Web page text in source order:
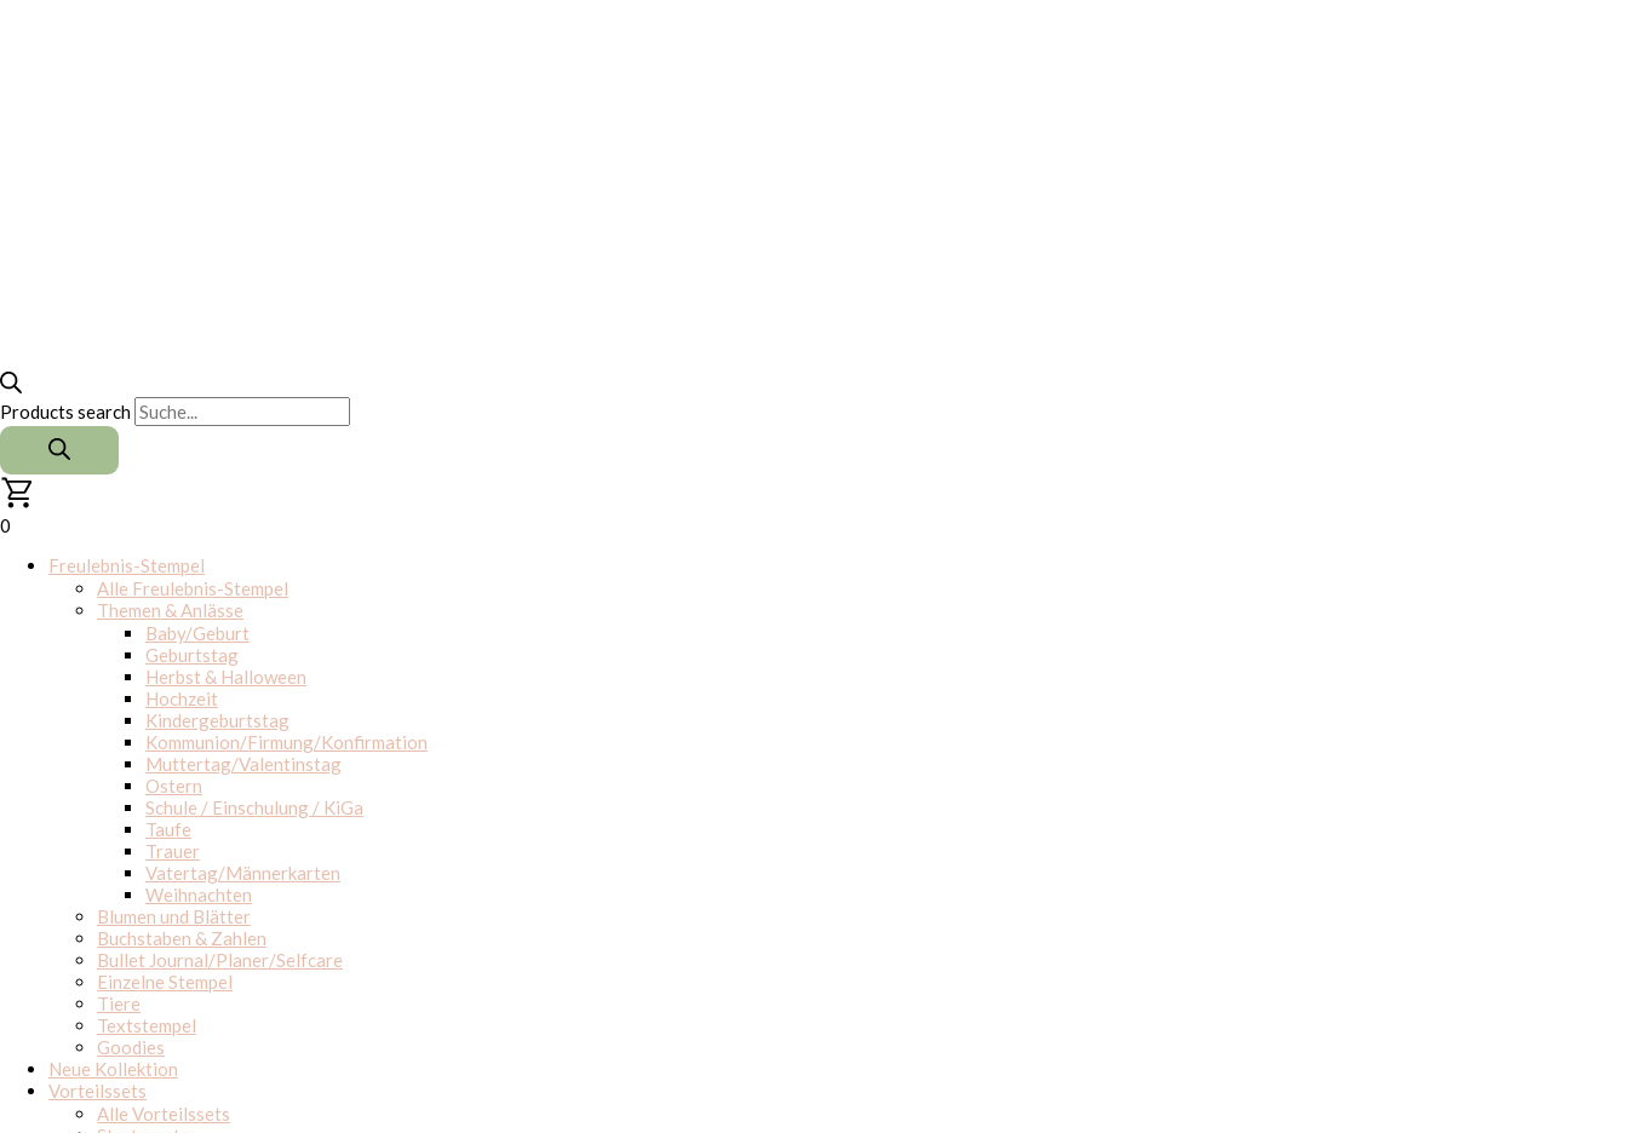
Products search
0
Freulebnis-Stempel
Alle Freulebnis-Stempel
Themen & Anlässe
Baby/Geburt
Geburtstag
Herbst & Halloween
Hochzeit
Kindergeburtstag
Kommunion/Firmung/Konfirmation
Muttertag/Valentinstag
Ostern
Schule / Einschulung / KiGa
Taufe
Trauer
Vatertag/Männerkarten
Weihnachten
Blumen und Blätter
Buchstaben & Zahlen
Bullet Journal/Planer/Selfcare
Einzelne Stempel
Tiere
Textstempel
Goodies
Neue Kollektion
Vorteilssets
Alle Vorteilssets